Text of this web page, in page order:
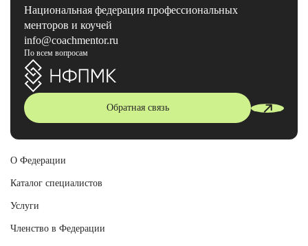
Национальная федерация профессиональных
менторов и коучей
info@coachmentor.ru
По всем вопросам
Обратная связь
О Федерации
Каталог специалистов
Услуги
Членство в Федерации